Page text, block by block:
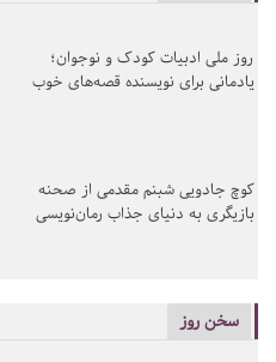
روز ملی ادبیات کودک و نوجوان؛
یادمانی برای نویسنده قصه‌های خوب
کوچ جادویی شبنم مقدمی از صحنه
بازیگری به دنیای جذاب رمان‌نویسی
سخن روز